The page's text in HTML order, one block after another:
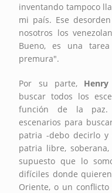
inventando tampoco
mi país. Ese
nosotros los
Bueno, es una
premura".
Por su parte,Henry
buscar todos los
función de la paz.
escenarios para
patria -debo decirlo
patria libre,
supuesto que lo
difíciles donde
Oriente, o un